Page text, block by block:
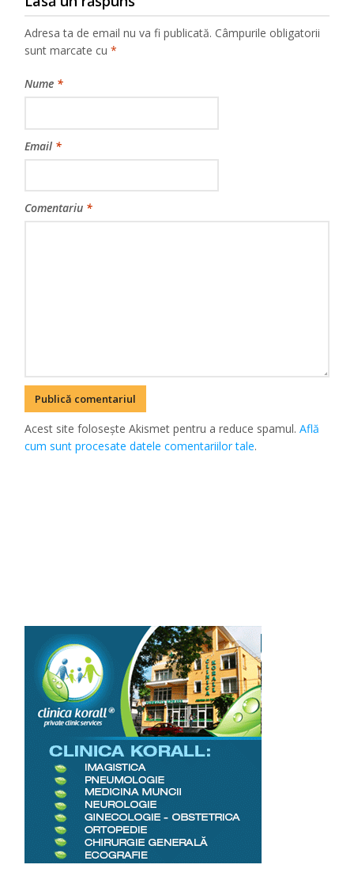
Adresa ta de email nu va fi publicată. Câmpurile obligatorii
sunt marcate cu*
Nume *
Email *
Comentariu *
Acest site folosește Akismet pentru a reduce spamul.Află
cum sunt procesate datele comentariilor tale.